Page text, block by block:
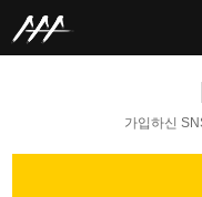
가입하신